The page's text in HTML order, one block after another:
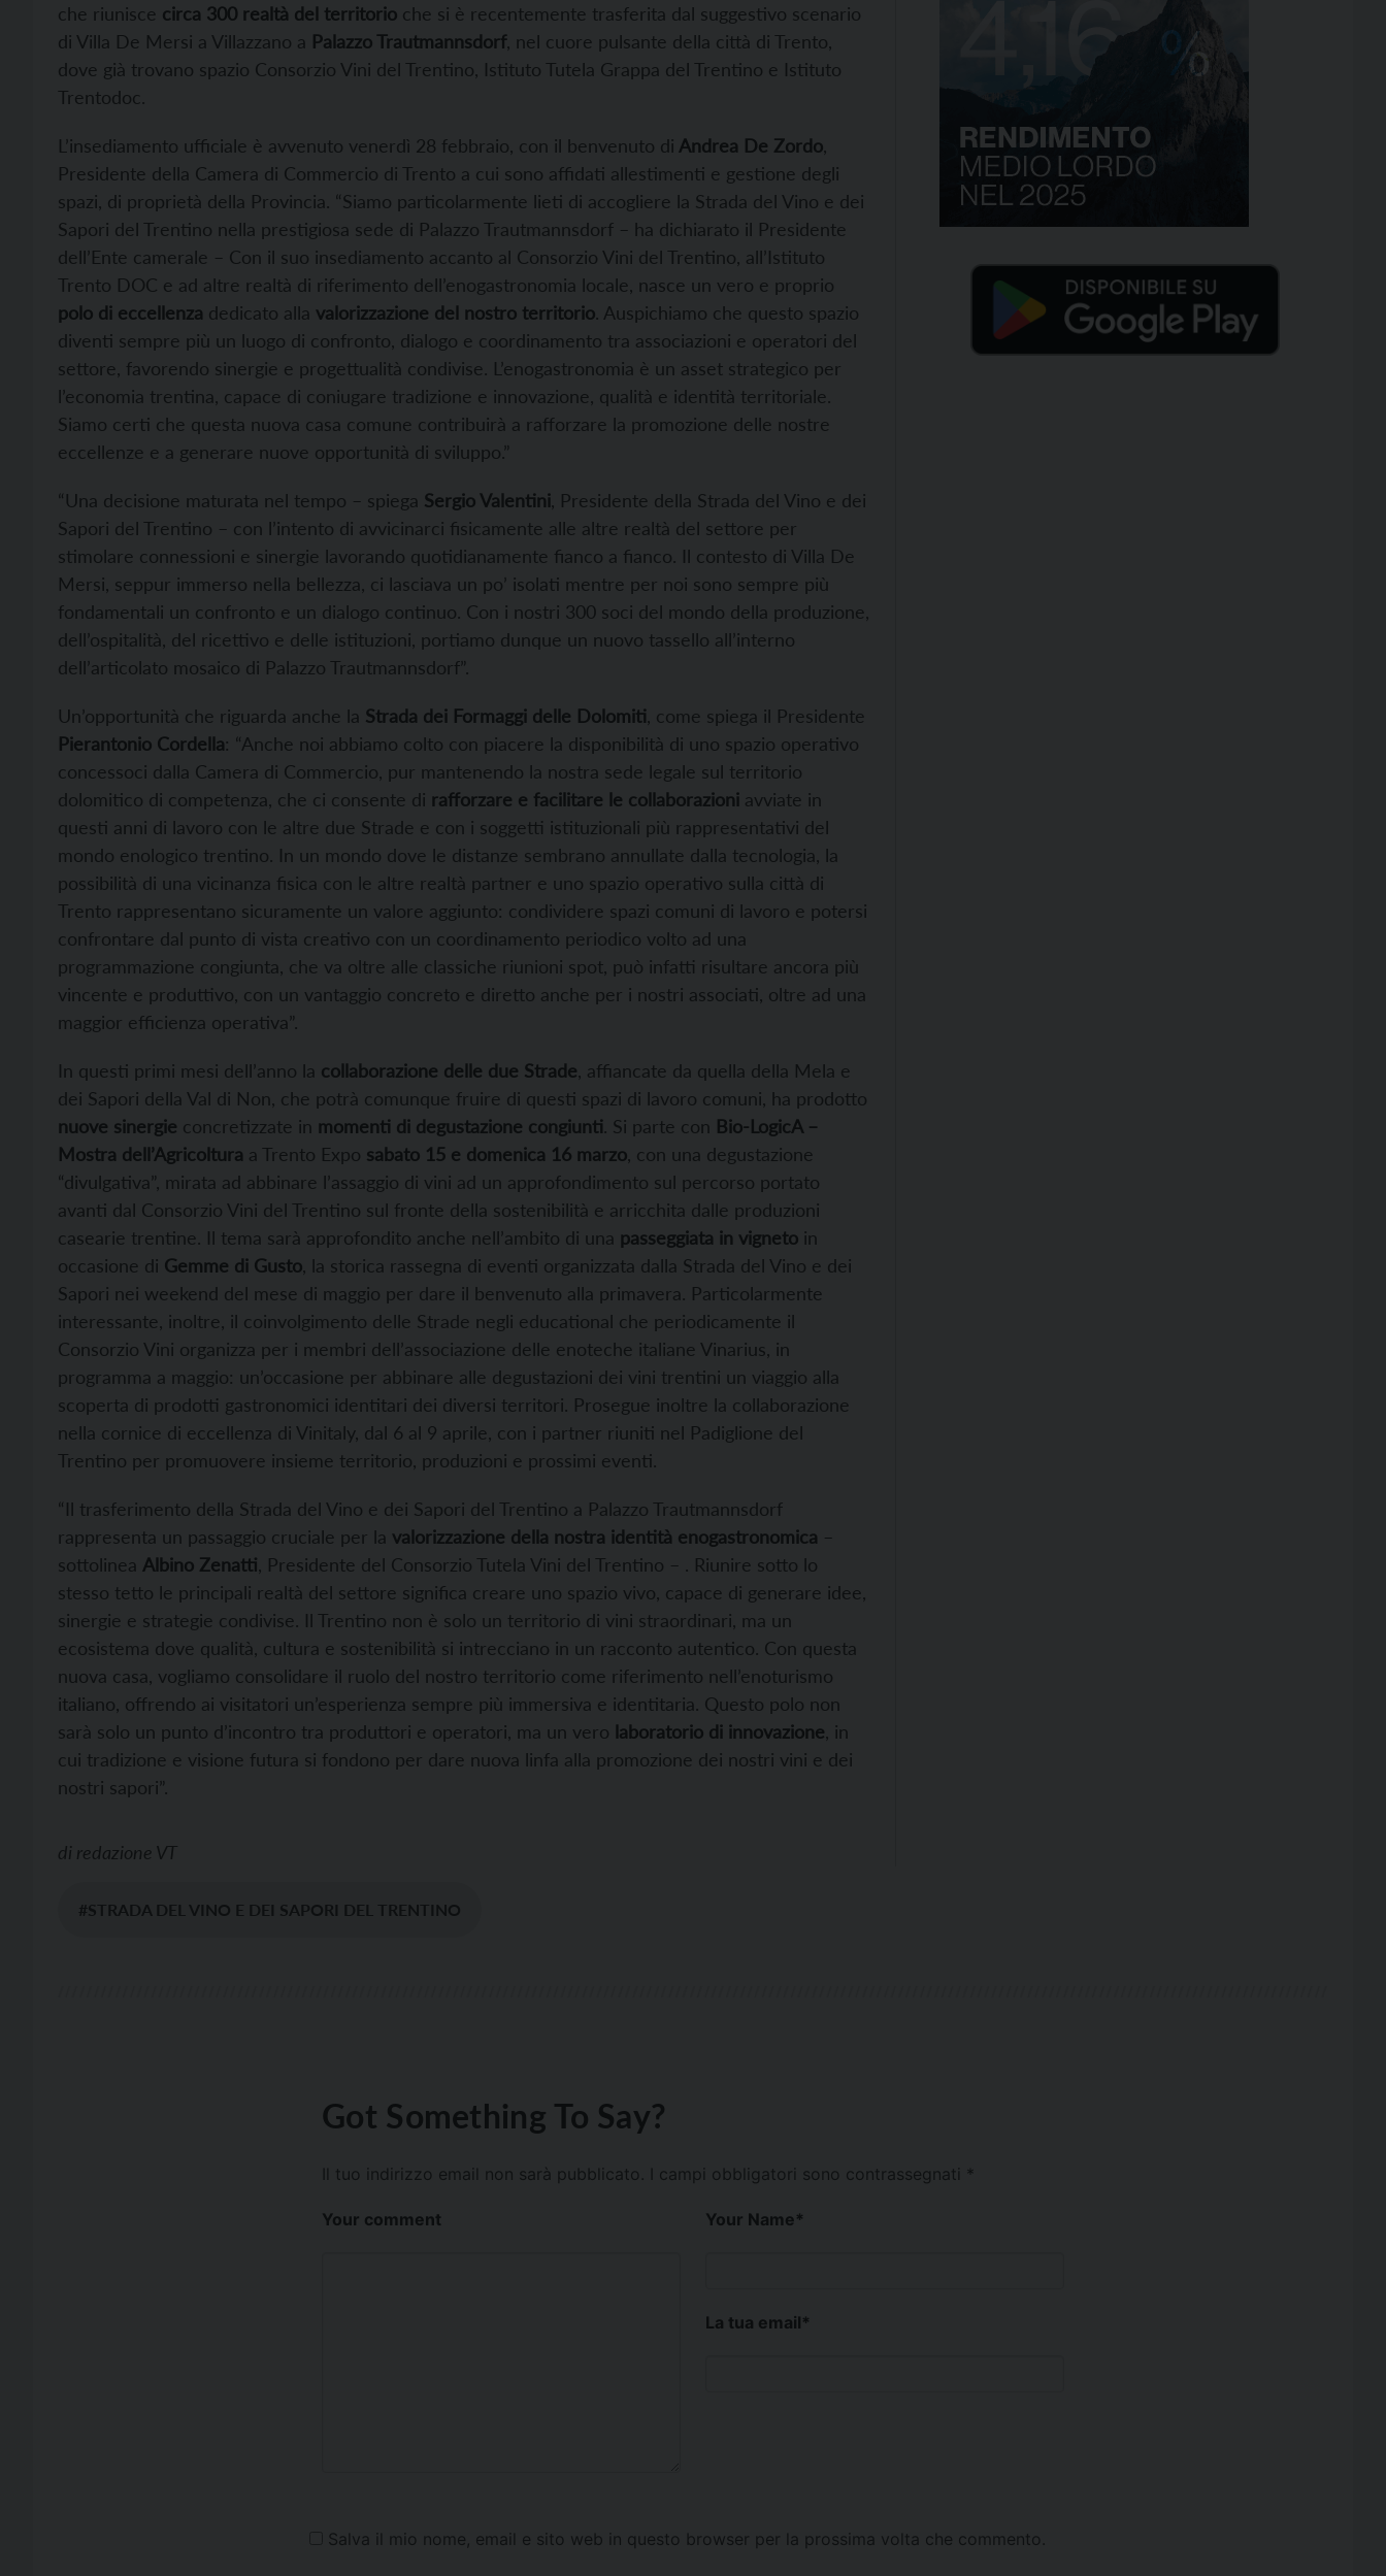
che riunisce circa 300 realtà del territorio che si è recentemente trasferita dal suggestivo scenario
di Villa De Mersi a Villazzano a Palazzo Trautmannsdorf, nel cuore pulsante della città di Trento,
dove già trovano spazio Consorzio Vini del Trentino, Istituto Tutela Grappa del Trentino e Istituto
Trentodoc.
L’insediamento ufficiale è avvenuto venerdì 28 febbraio, con il benvenuto di Andrea De Zordo
Presidente della Camera di Commercio di Trento a cui sono affidati allestimenti e gestione degli
spazi, di proprietà della Provincia. “Siamo particolarmente lieti di accogliere la Strada del Vino e dei
Sapori del Trentino nella prestigiosa sede di Palazzo Trautmannsdorf – ha dichiarato il Presidente
dell’Ente camerale – Con il suo insediamento accanto al Consorzio Vini del Trentino, all’Istituto
Trento DOC e ad altre realtà di riferimento dell’enogastronomia locale, nasce un vero e proprio
polo di eccellenza dedicato alla valorizzazione del nostro territorio. Auspichiamo che questo spazio
diventi sempre più un luogo di confronto, dialogo e coordinamento tra associazioni e operatori del
settore, favorendo sinergie e progettualità condivise. L’enogastronomia è un asset strategico per
l’economia trentina, capace di coniugare tradizione e innovazione, qualità e identità territoriale.
Siamo certi che questa nuova casa comune contribuirà a rafforzare la promozione delle nostre
eccellenze e a generare nuove opportunità di sviluppo.”
“Una decisione maturata nel tempo – spiega Sergio Valentini , Presidente della Strada del Vino e dei
Sapori del Trentino – con l’intento di avvicinarci fisicamente alle altre realtà del settore per
stimolare connessioni e sinergie lavorando quotidianamente fianco a fianco. Il contesto di Villa De
Mersi, seppur immerso nella bellezza, ci lasciava un po’ isolati mentre per noi sono sempre più
fondamentali un confronto e un dialogo continuo. Con i nostri 300 soci del mondo della produzione,
dell’ospitalità, del ricettivo e delle istituzioni, portiamo dunque un nuovo tassello all’interno
dell’articolato mosaico di Palazzo Trautmannsdorf”.
Un’opportunità che riguarda anche la Strada dei Formaggi delle Dolomiti , come spiega il Presidente
Pierantonio Cordella: “Anche noi abbiamo colto con piacere la disponibilità di uno spazio operativo
concessoci dalla Camera di Commercio, pur mantenendo la nostra sede legale sul territorio
dolomitico di competenza, che ci consente di rafforzare e facilitare le collaborazioni avviate in
questi anni di lavoro con le altre due Strade e con i soggetti istituzionali più rappresentativi del
mondo enologico trentino. In un mondo dove le distanze sembrano annullate dalla tecnologia, la
possibilità di una vicinanza fisica con le altre realtà partner e uno spazio operativo sulla città di
Trento rappresentano sicuramente un valore aggiunto: condividere spazi comuni di lavoro e potersi
confrontare dal punto di vista creativo con un coordinamento periodico volto ad una
programmazione congiunta, che va oltre alle classiche riunioni spot, può infatti risultare ancora più
vincente e produttivo, con un vantaggio concreto e diretto anche per i nostri associati, oltre ad una
maggior efficienza operativa”.
In questi primi mesi dell’anno la collaborazione delle due Strade , affiancate da quella della Mela e
dei Sapori della Val di Non, che potrà comunque fruire di questi spazi di lavoro comuni, ha prodotto
nuove sinergie concretizzate in momenti di degustazione congiunti. Si parte con Bio-LogicA –
Mostra dell’Agricoltura a Trento Expo sabato 15 e domenica 16 marzo , con una degustazione
“divulgativa”, mirata ad abbinare l’assaggio di vini ad un approfondimento sul percorso portato
avanti dal Consorzio Vini del Trentino sul fronte della sostenibilità e arricchita dalle produzioni
casearie trentine. Il tema sarà approfondito anche nell’ambito di una passeggiata in vigneto in
occasione di Gemme di Gusto , la storica rassegna di eventi organizzata dalla Strada del Vino e dei
Sapori nei weekend del mese di maggio per dare il benvenuto alla primavera. Particolarmente
interessante, inoltre, il coinvolgimento delle Strade negli educational che periodicamente il
Consorzio Vini organizza per i membri dell’associazione delle enoteche italiane Vinarius, in
programma a maggio: un’occasione per abbinare alle degustazioni dei vini trentini un viaggio alla
scoperta di prodotti gastronomici identitari dei diversi territori. Prosegue inoltre la collaborazione
nella cornice di eccellenza di Vinitaly, dal 6 al 9 aprile, con i partner riuniti nel Padiglione del
Trentino per promuovere insieme territorio, produzioni e prossimi eventi.
“Il trasferimento della Strada del Vino e dei Sapori del Trentino a Palazzo Trautmannsdorf
rappresenta un passaggio cruciale per la valorizzazione della nostra identità enogastronomica –
sottolinea Albino Zenatti , Presidente del Consorzio Tutela Vini del Trentino – . Riunire sotto lo
stesso tetto le principali realtà del settore significa creare uno spazio vivo, capace di generare idee,
sinergie e strategie condivise. Il Trentino non è solo un territorio di vini straordinari, ma un
ecosistema dove qualità, cultura e sostenibilità si intrecciano in un racconto autentico. Con questa
nuova casa, vogliamo consolidare il ruolo del nostro territorio come riferimento nell’enoturismo
italiano, offrendo ai visitatori un’esperienza sempre più immersiva e identitaria. Questo polo non
sarà solo un punto d’incontro tra produttori e operatori, ma un vero laboratorio di innovazione , in
cui tradizione e visione futura si fondono per dare nuova linfa alla promozione dei nostri vini e dei
nostri sapori”.
di redazione VT
#STRADA DEL VINO E DEI SAPORI DEL TRENTINO
Got Something To Say?
Il tuo indirizzo email non sarà pubblicato. I campi obbligatori sono contrassegnati *
Your comment Your Name*
La tua email*
Salva il mio nome, email e sito web in questo browser per la prossima volta che commento.